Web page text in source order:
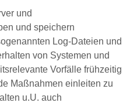
und
und speichern
Log-Dateien und
von Systemen und
Vorfälle frühzeitig
Maßnahmen einleiten zu
u.U. auch